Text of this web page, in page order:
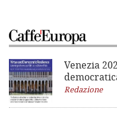
Venezia
Redazione